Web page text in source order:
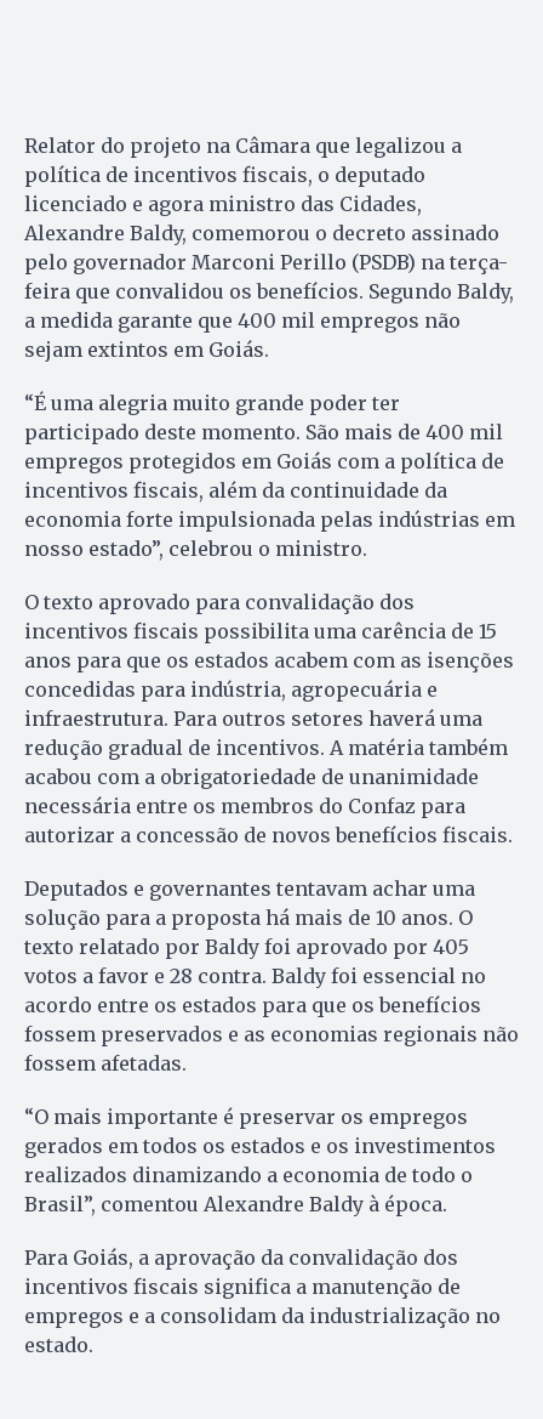
Relator do projeto na Câmara que legalizou a
política de incentivos fiscais, o deputado
licenciado e agora ministro das Cidades,
Alexandre Baldy, comemorou o decreto assinado
pelo governador Marconi Perillo (PSDB) na terça-
feira que convalidou os benefícios. Segundo Baldy,
a medida garante que 400 mil empregos não
sejam extintos em Goiás.
“É uma alegria muito grande poder ter
participado deste momento. São mais de 400 mil
empregos protegidos em Goiás com a política de
incentivos fiscais, além da continuidade da
economia forte impulsionada pelas indústrias em
nosso estado”, celebrou o ministro.
O texto aprovado para convalidação dos
incentivos fiscais possibilita uma carência de 15
anos para que os estados acabem com as isenções
concedidas para indústria, agropecuária e
infraestrutura. Para outros setores haverá uma
redução gradual de incentivos. A matéria também
acabou com a obrigatoriedade de unanimidade
necessária entre os membros do Confaz para
autorizar a concessão de novos benefícios fiscais.
Deputados e governantes tentavam achar uma
solução para a proposta há mais de 10 anos. O
texto relatado por Baldy foi aprovado por 405
votos a favor e 28 contra. Baldy foi essencial no
acordo entre os estados para que os benefícios
fossem preservados e as economias regionais não
fossem afetadas.
“O mais importante é preservar os empregos
gerados em todos os estados e os investimentos
realizados dinamizando a economia de todo o
Brasil”, comentou Alexandre Baldy à época.
Para Goiás, a aprovação da convalidação dos
incentivos fiscais significa a manutenção de
empregos e a consolidam da industrialização no
estado.